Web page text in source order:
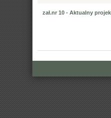
zał.nr 10 - Aktualny